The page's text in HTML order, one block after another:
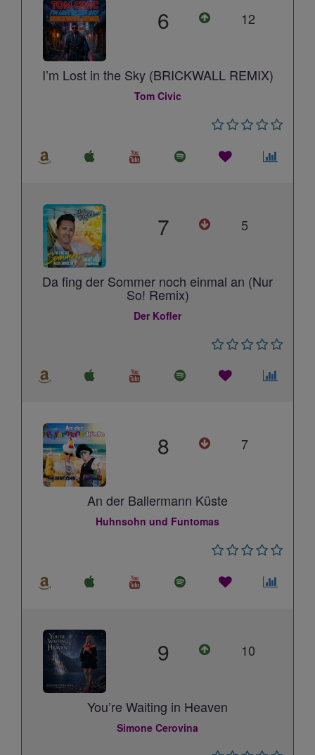
6 12
I’m Lost in the Sky (BRICKWALL REMIX)
Tom Civic
7 5
Da fing der Sommer noch einmal an (Nur
So! Remix)
Der Kofler
8 7
An der Ballermann Küste
Huhnsohn und Funtomas
9 10
You’re Waiting in Heaven
Simone Cerovina